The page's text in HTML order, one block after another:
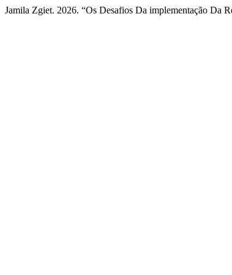
Jamila Zgiet. 2026. “Os Desafios Da implementação Da